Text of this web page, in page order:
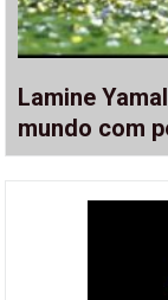
Lamine
mundo com